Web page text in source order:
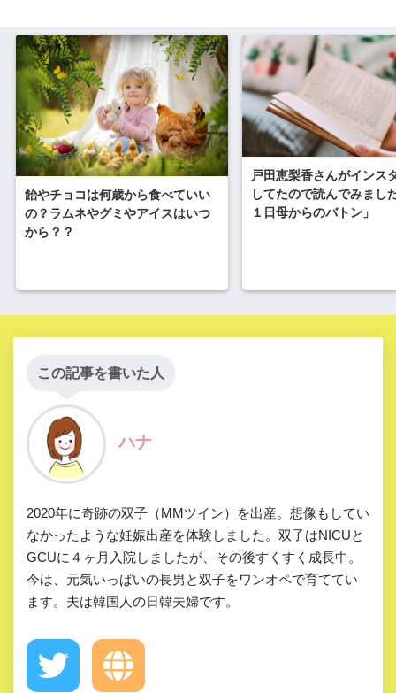
飴やチョコは何歳から食べていい
の？ラムネやグミやアイスはいつ
から？？
戸田恵梨香さんがインス
してたので読んでみまし
１日母からのバトン」
この記事を書いた人
ハナ
2020年に奇跡の双子（MMツイン）を出産。想像もしてい
なかったような妊娠出産を体験しました。双子はNICUと
GCUに４ヶ月入院しましたが、その後すくすく成長中。
今は、元気いっぱいの長男と双子をワンオペで育ててい
ます。夫は韓国人の日韓夫婦です。